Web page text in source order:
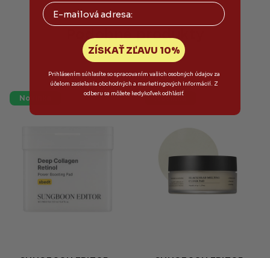
z
5
Podobné produkty
Novinka Novinka
Email
ZÍSKAŤ ZĽAVU 10%
Prihlásením súhlasíte so spracovaním vašich osobných údajov za
účelom zasielania obchodných a marketingových informácií. Z
odberu sa môžete kedykoľvek odhlásiť